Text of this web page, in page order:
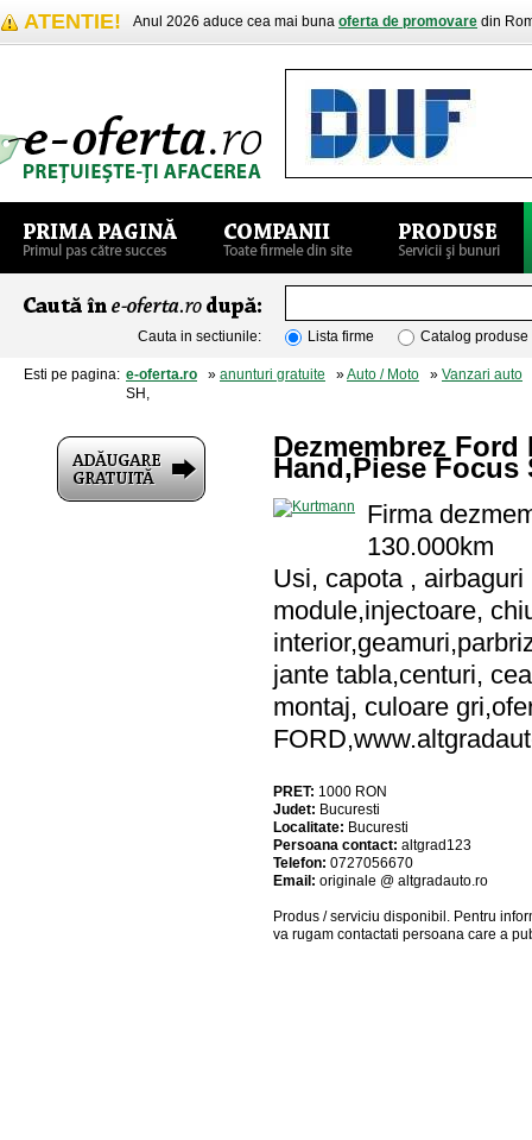
ATENTIE! Anul 2026 aduce cea mai buna oferta de promovare din
Cauta in sectiunile: Lista firme Catalog produse
Esti pe pagina: e-oferta.ro » anunturi gratuite »Auto / Moto » Vanzari auto
SH,
Dezmembrez
Hand,Piese Focus
Firma
130.000km
Usi, capota ,
module,injectoare,
jante tabla,centuri,
montaj, culoare
PRET: 1000 RON
Judet: Bucuresti
Localitate: Bucuresti
Persoana contact: altgrad123
Telefon: 0727056670
Email: originale @ altgradauto.ro
Produs / serviciu disponibil . Pentru
va rugam contactati persoana care a